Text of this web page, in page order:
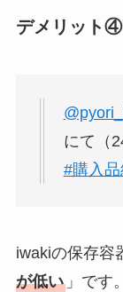
デメリット
にて（
#購入
iwakiの保存容
が低い」です。